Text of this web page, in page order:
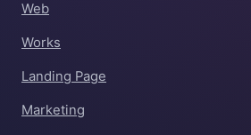
Web
Works
Landing Page
Marketing